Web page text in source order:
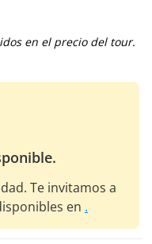
en el precio del tour.
Te invitamos a
en .